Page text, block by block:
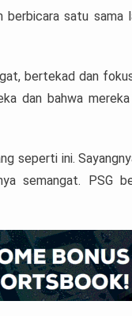
berbicara satu
bertekad dan
dan bahwa
seperti ini.
semangat. PSG